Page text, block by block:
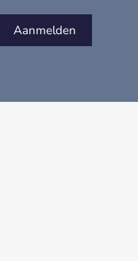
Aanmelden